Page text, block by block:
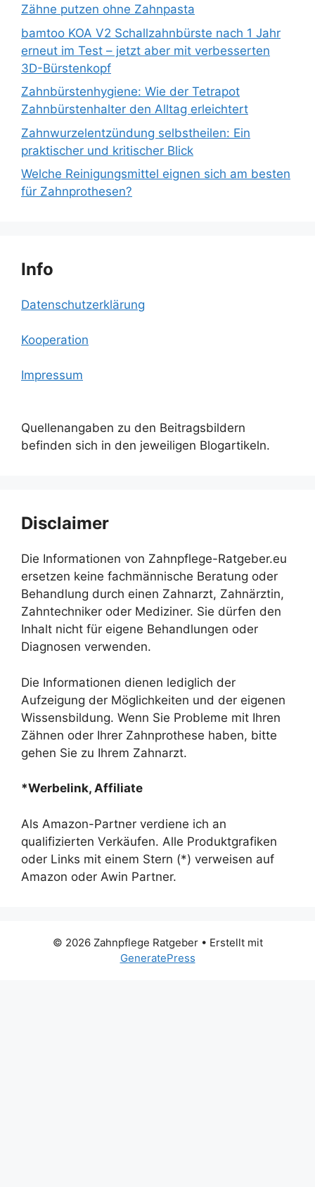
Zähne putzen ohne Zahnpasta
bamtoo KOA V2 Schallzahnbürste nach 1 Jahr
erneut im Test – jetzt aber mit verbesserten
3D-Bürstenkopf
Zahnbürstenhygiene: Wie der Tetrapot
Zahnbürstenhalter den Alltag erleichtert
Zahnwurzelentzündung selbstheilen: Ein
praktischer und kritischer Blick
Welche Reinigungsmittel eignen sich am besten
für Zahnprothesen?
Info
Datenschutzerklärung
Kooperation
Impressum
Quellenangaben zu den Beitragsbildern
befinden sich in den jeweiligen Blogartikeln.
Disclaimer
Die Informationen von Zahnpflege-Ratgeber.eu
ersetzen keine fachmännische Beratung oder
Behandlung durch einen Zahnarzt, Zahnärztin,
Zahntechniker oder Mediziner. Sie dürfen den
Inhalt nicht für eigene Behandlungen oder
Diagnosen verwenden.
Die Informationen dienen lediglich der
Aufzeigung der Möglichkeiten und der eigenen
Wissensbildung. Wenn Sie Probleme mit Ihren
Zähnen oder Ihrer Zahnprothese haben, bitte
gehen Sie zu Ihrem Zahnarzt.
*Werbelink, Affiliate
Als Amazon-Partner verdiene ich an
qualifizierten Verkäufen. Alle Produktgrafiken
oder Links mit einem Stern (*) verweisen auf
Amazon oder Awin Partner.
© 2026 Zahnpflege Ratgeber• Erstellt mit
GeneratePress